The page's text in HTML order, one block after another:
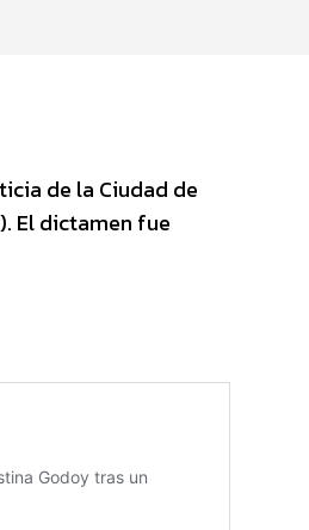
de la Ciudad de
El dictamen fue